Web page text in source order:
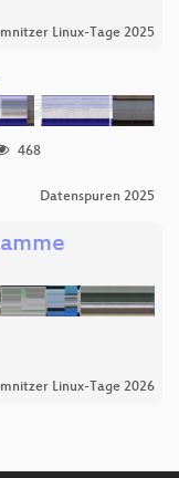
Linux-Tage 2025
468
Datenspuren 2025
Linux-Tage 2026